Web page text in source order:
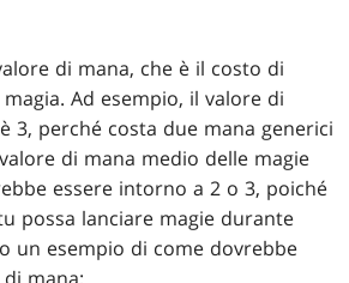
di mana, che è il costo di
Ad esempio, il valore di
3, perché costa due mana generici
di mana medio delle magie
essere intorno a 2 o 3, poiché
possa lanciare magie durante
un esempio di come dovrebbe